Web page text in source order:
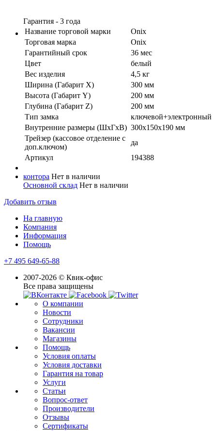
Гарантия - 3 года
Название торговой марки
Onix
Торговая марка
Onix
Гарантийный срок
36 мес
Цвет
белый
Вес изделия
4,5 кг
Ширина (Габарит X)
300 мм
Высота (Габарит Y)
200 мм
Глубина (Габарит Z)
200 мм
Тип замка
ключевой+электронный
Внутренние размеры (ШхГхВ) 300x150x190 мм
Трейзер (кассовое отделение с
доп.ключом)
да
Артикул
194388
контора Нет в наличии
Основной склад Нет в наличии
Добавить отзыв
На главную
Компания
Информация
Помощь
+7 495 649-65-88
2007-2026 © Квик-офис
Все права защищены
О компании
Новости
Сотрудники
Вакансии
Магазины
Помощь
Условия оплаты
Условия доставки
Гарантия на товар
Услуги
Статьи
Вопрос-ответ
Производители
Отзывы
Сертификаты